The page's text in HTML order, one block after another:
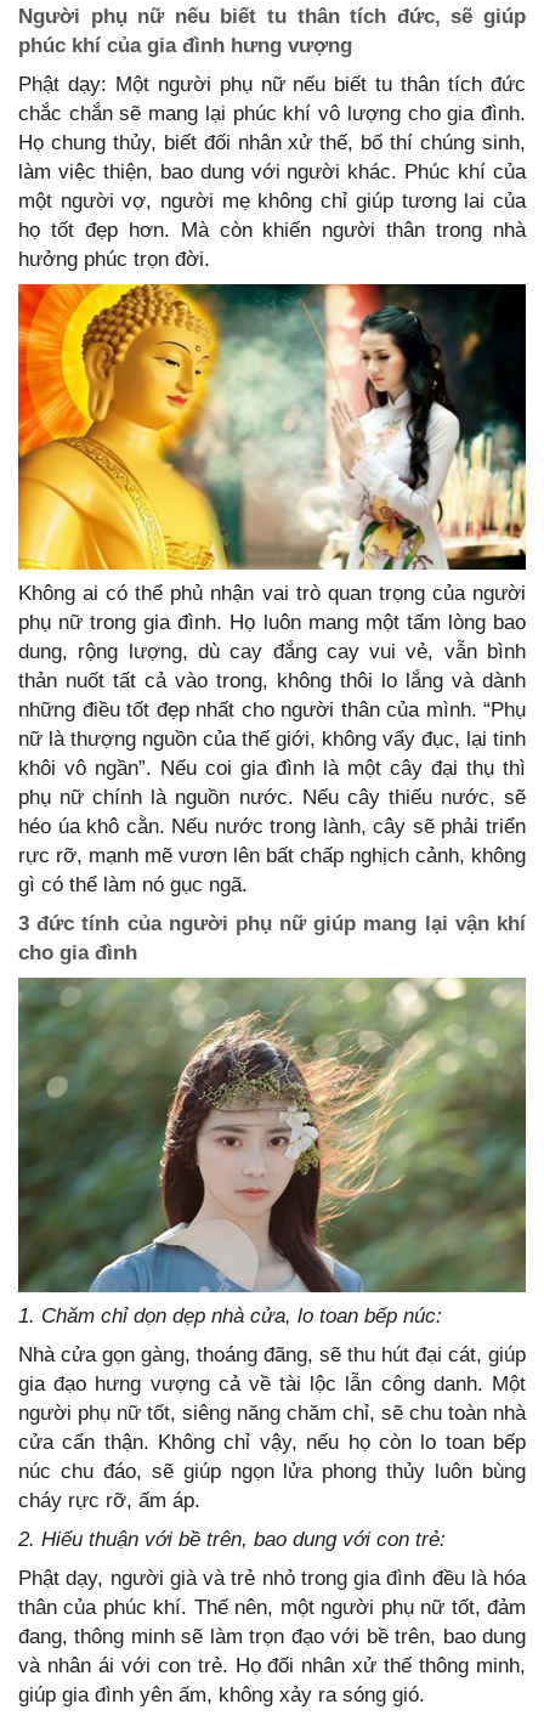
Người phụ nữ nếu biết tu thân tích đức, sẽ giúp
phúc khí của gia đình hưng vượng
Phật dạy: Một người phụ nữ nếu biết tu thân tích đức
chắc chắn sẽ mang lại phúc khí vô lượng cho gia đình.
Họ chung thủy, biết đối nhân xử thế, bố thí chúng sinh,
làm việc thiện, bao dung với người khác. Phúc khí của
một người vợ, người mẹ không chỉ giúp tương lai của
họ tốt đẹp hơn. Mà còn khiến người thân trong nhà
hưởng phúc trọn đời.
Không ai có thể phủ nhận vai trò quan trọng của người
phụ nữ trong gia đình. Họ luôn mang một tấm lòng bao
dung, rộng lượng, dù cay đắng cay vui vẻ, vẫn bình
thản nuốt tất cả vào trong, không thôi lo lắng và dành
những điều tốt đẹp nhất cho người thân của mình. “Phụ
nữ là thượng nguồn của thế giới, không vẩy đục, lại tinh
khôi vô ngần”. Nếu coi gia đình là một cây đại thụ thì
phụ nữ chính là nguồn nước. Nếu cây thiếu nước, sẽ
héo úa khô cằn. Nếu nước trong lành, cây sẽ phải triển
rực rỡ, mạnh mẽ vươn lên bất chấp nghịch cảnh, không
gì có thể làm nó gục ngã.
3 đức tính của người phụ nữ giúp mang lại vận khí
cho gia đình
1. Chăm chỉ dọn dẹp nhà cửa, lo toan bếp núc:
Nhà cửa gọn gàng, thoáng đãng, sẽ thu hút đại cát, giúp
gia đạo hưng vượng cả về tài lộc lẫn công danh. Một
người phụ nữ tốt, siêng năng chăm chỉ, sẽ chu toàn nhà
cửa cẩn thận. Không chỉ vậy, nếu họ còn lo toan bếp
núc chu đáo, sẽ giúp ngọn lửa phong thủy luôn bùng
cháy rực rỡ, ấm áp.
2. Hiếu thuận với bề trên, bao dung với con trẻ:
Phật dạy, người già và trẻ nhỏ trong gia đình đều là hóa
thân của phúc khí. Thế nên, một người phụ nữ tốt, đảm
đang, thông minh sẽ làm trọn đạo với bề trên, bao dung
và nhân ái với con trẻ. Họ đối nhân xử thế thông minh,
giúp gia đình yên ấm, không xảy ra sóng gió.